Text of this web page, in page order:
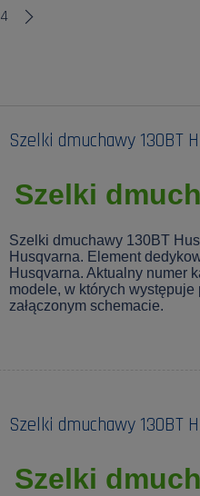
4
Szelki dmuchawy 130BT
Szelki
Szelki dmuchawy 130BT
Husqvarna. Element
Husqvarna. Aktualny numer
modele, w których
załączonym schemacie.
Szelki dmuchawy 130BT
Szelki